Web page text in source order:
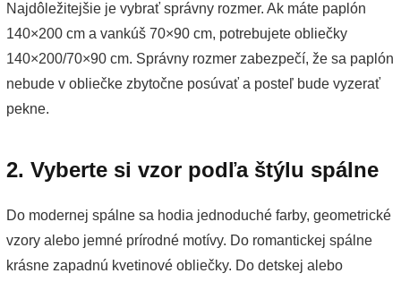
Najdôležitejšie je vybrať správny rozmer. Ak máte paplón
140×200 cm a vankúš 70×90 cm, potrebujete obliečky
140×200/70×90 cm. Správny rozmer zabezpečí, že sa paplón
nebude v obliečke zbytočne posúvať a posteľ bude vyzerať
pekne.
2. Vyberte si vzor podľa štýlu spálne
Do modernej spálne sa hodia jednoduché farby, geometrické
vzory alebo jemné prírodné motívy. Do romantickej spálne
krásne zapadnú kvetinové obliečky. Do detskej alebo